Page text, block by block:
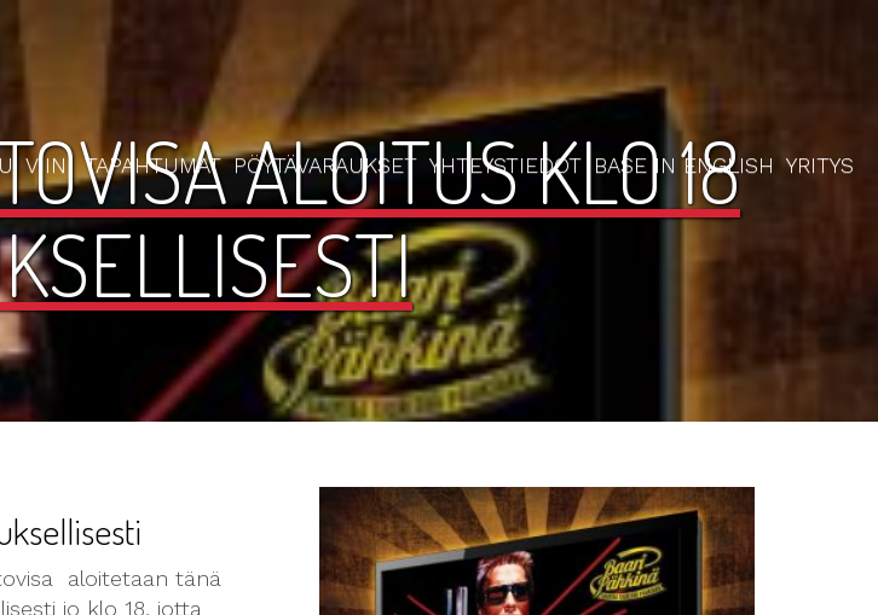
VIINI TAPAHTUMAT PÖYTÄVARAUKSET YHTEYSTIEDOT BASE IN ENGLISH YRITYS
ALOITUS KLO 18
aloitetaan tänä
jo klo 18, jotta